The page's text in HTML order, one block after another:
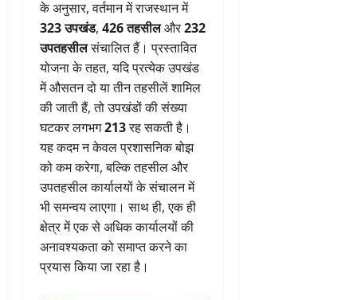
के अनुसार, वर्तमान में राजस्थान में
323 उपखंड, 426 तहसीलऔर232
उपतहसीलसंचालित हैं। प्रस्तावित
योजना के तहत, यदि प्रत्येक उपखंड
में औसतन दो या तीन तहसीलें शामिल
की जाती हैं, तो उपखंडों की संख्या
घटकर लगभग213रह सकती है।
यह कदम न केवल प्रशासनिक बोझ
को कम करेगा, बल्कि तहसील और
उपतहसील कार्यालयों के संचालन में
भी समन्वय लाएगा। साथ ही, एक ही
क्षेत्र में एक से अधिक कार्यालयों की
अनावश्यकता को समाप्त करने का
प्रयास किया जा रहा है।